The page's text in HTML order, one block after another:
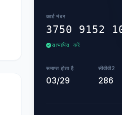
कार्ड नंबर
3750 9152
सत्यापित करें
समाप्त होता है
03/29
सीवीवी2
286